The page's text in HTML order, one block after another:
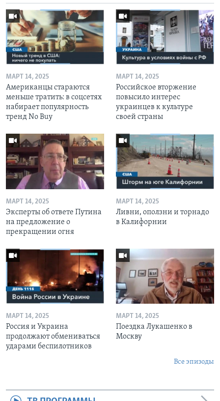
МАРТ 14, 2025
Американцы стараются
меньше тратить: в соцсетях
набирает популярность
тренд No Buy
МАРТ 14, 2025
Российское вторжение
повысило интерес
украинцев к культуре
своей страны
МАРТ 14, 2025
Эксперты об ответе Путина
на предложение о
прекращении огня
МАРТ 14, 2025
Ливни, оползни и торнадо
в Калифорнии
МАРТ 14, 2025
Россия и Украина
продолжают обмениваться
ударами беспилотников
МАРТ 14, 2025
Поездка Лукашенко в
Москву
Все эпизоды